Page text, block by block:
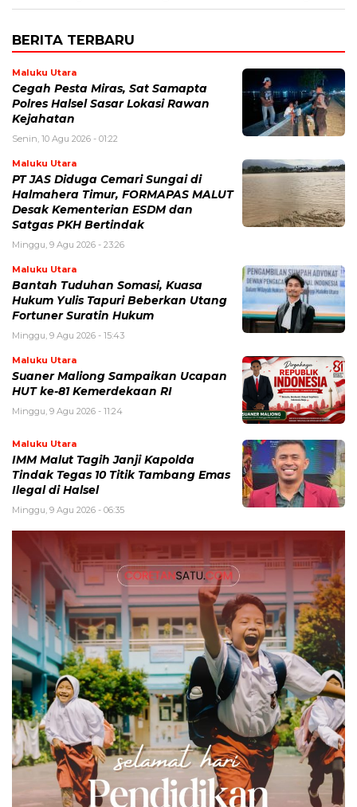
BERITA TERBARU
Maluku Utara
Cegah Pesta Miras, Sat Samapta
Polres Halsel Sasar Lokasi Rawan
Kejahatan
Senin, 10 Agu 2026 - 01:22
Maluku Utara
PT JAS Diduga Cemari Sungai di
Halmahera Timur, FORMAPAS MALUT
Desak Kementerian ESDM dan
Satgas PKH Bertindak
Minggu, 9 Agu 2026 - 23:26
Maluku Utara
Bantah Tuduhan Somasi, Kuasa
Hukum Yulis Tapuri Beberkan Utang
Fortuner Suratin Hukum
Minggu, 9 Agu 2026 - 15:43
Maluku Utara
Suaner Maliong Sampaikan Ucapan
HUT ke-81 Kemerdekaan RI
Minggu, 9 Agu 2026 - 11:24
Maluku Utara
IMM Malut Tagih Janji Kapolda
Tindak Tegas 10 Titik Tambang Emas
Ilegal di Halsel
Minggu, 9 Agu 2026 - 06:35